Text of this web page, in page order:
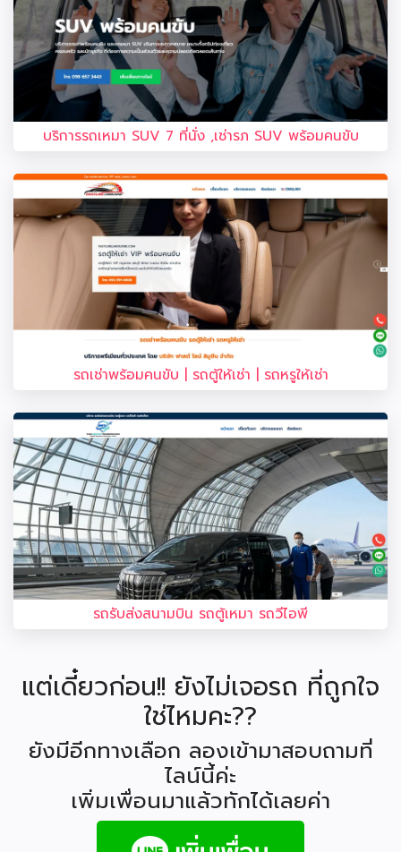
บริการรถเหมา SUV 7 ที่นั่ง ,เช่ารภ SUV พร้อมคนขับ
รถเช่าพร้อมคนขับ | รถตู้ให้เช่า | รถหรูให้เช่า
รถรับส่งสนามบิน รถตู้เหมา รถวีไอพี
แต่เดี๋ยวก่อน!! ยังไม่เจอรถ ที่ถูกใจ
ใช่ไหมคะ??
ยังมีอีกทางเลือก ลองเข้ามาสอบถามที่
ไลน์นี้ค่ะ
เพิ่มเพื่อนมาแล้วทักได้เลยค่า